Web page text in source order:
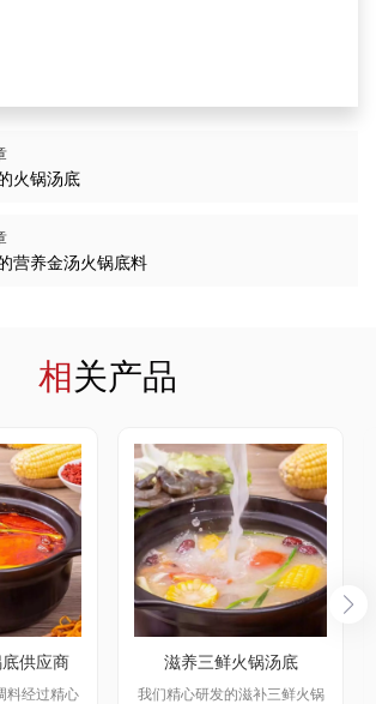
火锅汤底
营养金汤火锅底料
相关产品
供应商
料经过精心
滋养三鲜火锅汤底
我们精心研发的滋补三鲜火锅